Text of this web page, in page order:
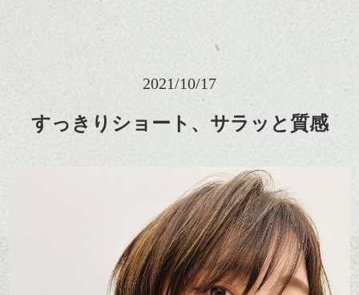
2021/10/17
すっきりショート、サラッと質感